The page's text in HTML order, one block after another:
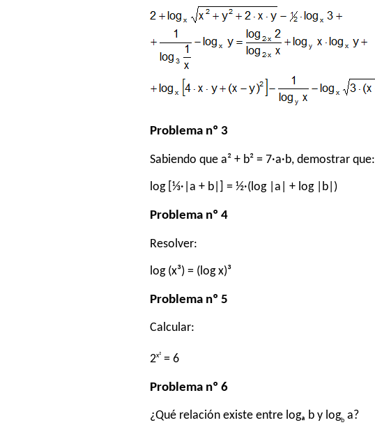
Problema nº 3
Sabiendo que a² + b² = 7·a·b, demostrar que:
log [⅓·|a + b|] = ½·(log |a| + log |b|)
Problema nº 4
Resolver:
log (x³) = (log x)³
Problema nº 5
Calcular:
2x² = 6
Problema nº 6
¿Qué relación existe entre logₐ b y logb a?